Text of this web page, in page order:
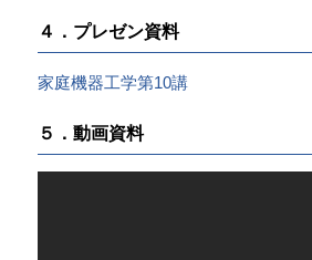
４．プレゼン資料
家庭機器工学第10講
５．動画資料